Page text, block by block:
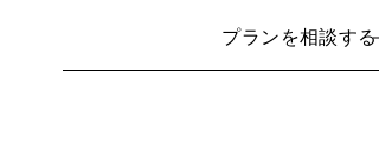
プランを相談する